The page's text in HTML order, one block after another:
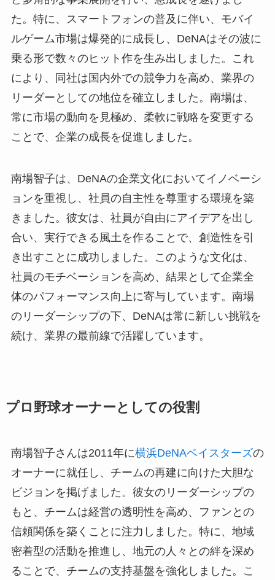
た。特に、スマートフォンの普及に伴い、モバイ
ルゲーム市場は爆発的に成長し、DeNAはその波に
乗る形で数々のヒット作を生み出しました。これ
により、同社は国内外での競争力を高め、業界の
リーダーとしての地位を確立しました。南場は、
常に市場の動向を見極め、柔軟に戦略を変更する
ことで、企業の成長を促進しました。
南場智子は、DeNAの企業文化においてイノベーシ
ョンを重視し、社員の自主性を尊重する環境を築
きました。彼女は、社員が自由にアイデアを出し
合い、実行できる風土を作ることで、創造性を引
き出すことに成功しました。このような文化は、
社員のモチベーションを高め、結果として企業全
体のパフォーマンス向上に寄与しています。南場
のリーダーシップの下、DeNAは常に新しい挑戦を
続け、業界の最前線で活躍しています。
プロ野球オーナーとしての役割
南場智子さんは2011年に横浜DeNAベイスターズの
オーナーに就任し、チームの再建に向けた大胆な
ビジョンを掲げました。彼女のリーダーシップの
もと、チームは経営の透明性を高め、ファンとの
信頼関係を築くことに注力しました。特に、地域
密着型の活動を推進し、地元の人々との絆を深め
ることで、チームの支持基盤を強化しました。こ